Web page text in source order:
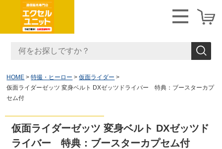
HOME 特撮・ヒーロー
仮面ライダー
仮面ライダーゼッツ 変身ベルト DXゼッツドライバー 特典：ブースターカプ
セム付
仮面ライダーゼッツ 変身ベルト DXゼッツド
ライバー 特典：ブースターカプセム付